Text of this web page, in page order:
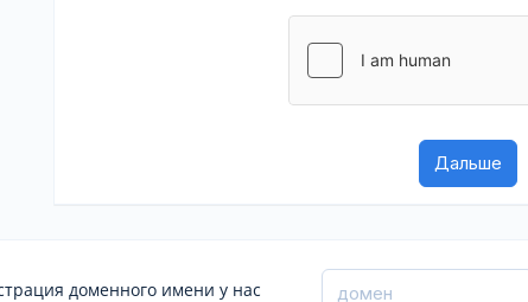
доменного имени у нас